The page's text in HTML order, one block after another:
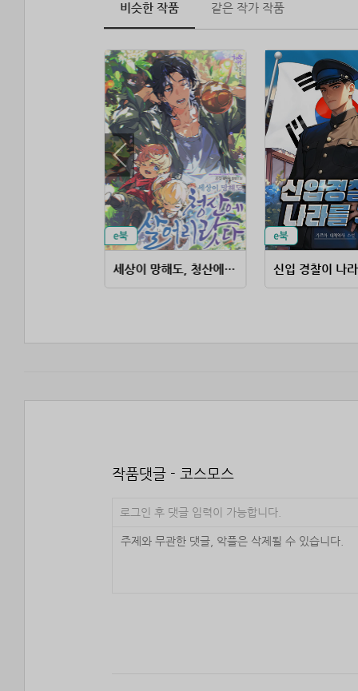
비슷한 작품 같은 작가 작품
세상이 망해도, 청산에 살어리랏다 신입 경찰이 나
작품댓글 - 코스모스
로그인 후 댓글 입력이 가능합니다.